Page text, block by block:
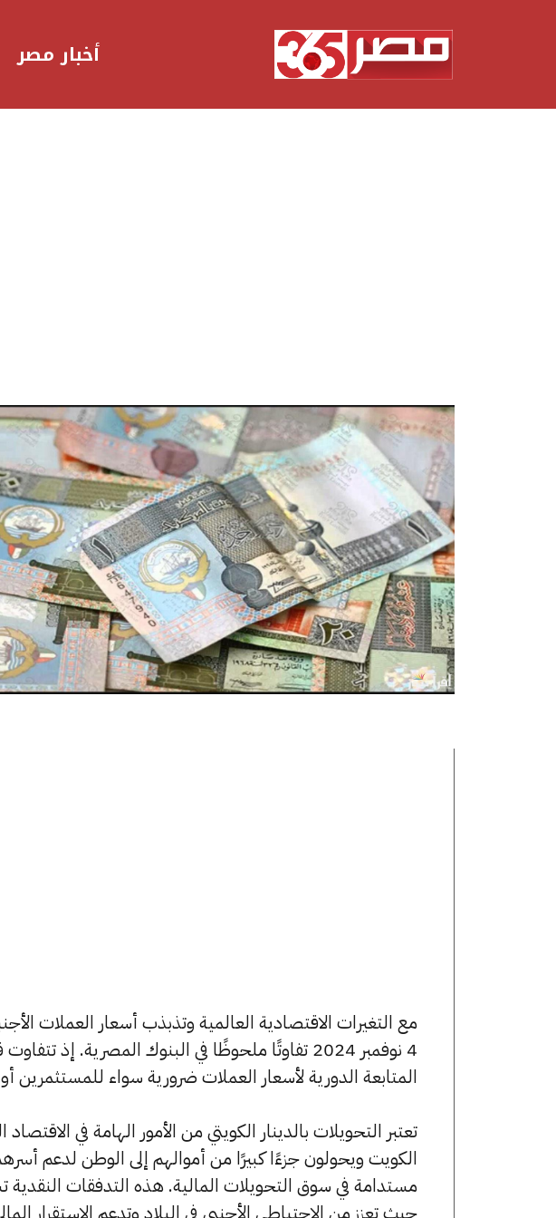
أخبار مصر
مع التغيرات الاقتصادية العالمية وتذبذب أسعار العملات
4 نوفمبر 2024 تفاوتًا ملحوظًا في البنوك المصرية.
المتابعة الدورية لأسعار العملات ضرورية سواء للمستثمرين أو
تعتبر التحويلات بالدينار الكويتي من الأمور الهامة في
الكويت ويحولون جزءًا كبيرًا من أموالهم إلى الوطن لدعم
مستدامة في سوق التحويلات المالية. هذه التدفقات